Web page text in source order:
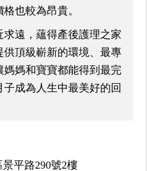
也較為昂貴。
遠，蘊得產後護理之家
供頂級嶄新的環境、最專
媽媽和寶寶都能得到最完
成為人生中最美好的回
平路290號2樓